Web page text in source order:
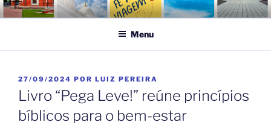
Pular
para
conteúdo
FÉ NA VIAGEM
Turismo Religioso
Menu
PUBLICADO
EM
27/09/2024 POR LUIZ PEREIRA
Livro “Pega Leve!” reúne princípios
bíblicos para o bem-estar